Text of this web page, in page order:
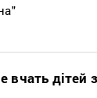
вчать